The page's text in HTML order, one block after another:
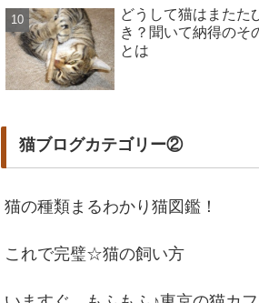
どうして猫はまたた
き？聞いて納得のそ
とは
猫ブログカテゴリー②
猫の種類まるわかり猫図鑑！
これで完璧☆猫の飼い方